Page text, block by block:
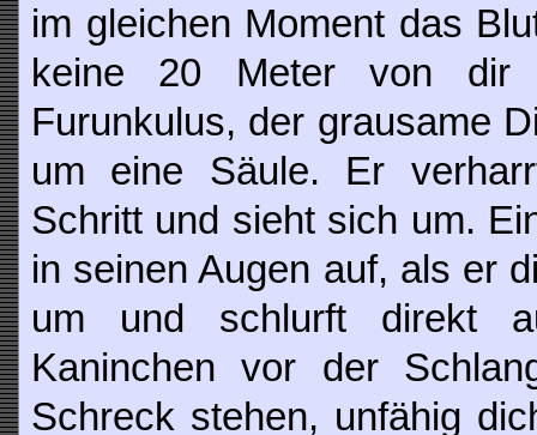
im gleichen Moment das
keine 20 Meter von dir
Furunkulus, der grausame
um eine Säule. Er
Schritt und sieht sich um.
in seinen Augen auf, als er
um und schlurft direkt
Kaninchen vor der
Schreck stehen, unfähig